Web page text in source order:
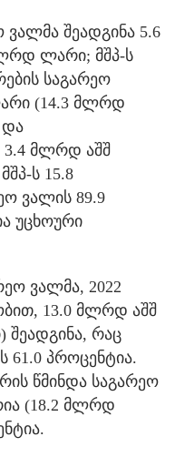
ვალმა შეადგინა 5.6
ლარი; მშპ-ს
საგარეო
(14.3 მლრდ
და
3.4 მლრდ აშშ
ს 15.8
ვალის 89.9
უცხოური
ვალმა, 2022
13.0 მლრდ აშშ
რაც
პროცენტია.
წმინდა საგარეო
(18.2 მლრდ